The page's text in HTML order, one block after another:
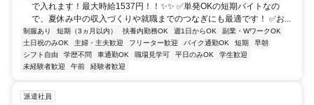
で入れます！最大時給1537円！！✨✨ ✅単発OKの短期バイトなの
で、夏休み中の収入づくりや就職までのつなぎにも最適です！ ✅お...
制服あり 短期（3ヵ月以内） 扶養内勤務OK 週1日からOK
副業・WワークOK
土日祝のみOK
主婦・主夫歓迎 フリーター歓迎 バイク通勤OK 短期
早朝
シフト自由
学歴不問 車通勤OK 職場見学可 平日のみOK
学生歓迎
未経験者歓迎
午前 経験者歓迎
派遣社員